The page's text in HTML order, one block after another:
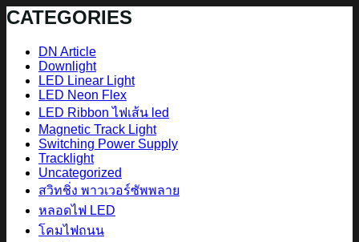
CATEGORIES
DN Article
Downlight
LED Linear Light
LED Neon Flex
LED Ribbon ไฟเส้น led
Magnetic Track Light
Switching Power Supply
Tracklight
Uncategorized
สวิทชิ่ง พาวเวอร์ซัพพลาย
หลอดไฟ LED
โคมไฟถนน